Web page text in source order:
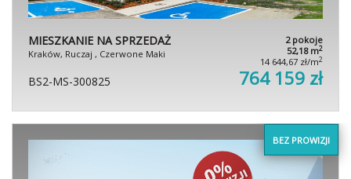
MIESZKANIE NA SPRZEDAŻ
Kraków, Ruczaj , Czerwone Maki
2 pokoje
52,18 m2
14 644,67 zł/m2
BS2-MS-300825 764 159 zł
BEZ PROWIZJI